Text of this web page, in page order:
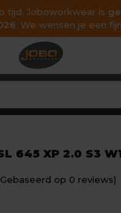
tijd. Joboworkwear is
. We wensen je een
645 XP 2.0 S3
op 0 reviews)